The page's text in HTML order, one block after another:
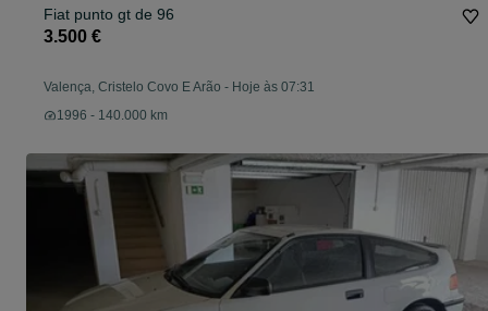
Fiat punto gt de 96
3.500 €
Valença, Cristelo Covo E Arão - Hoje às 07:31
1996 - 140.000 km